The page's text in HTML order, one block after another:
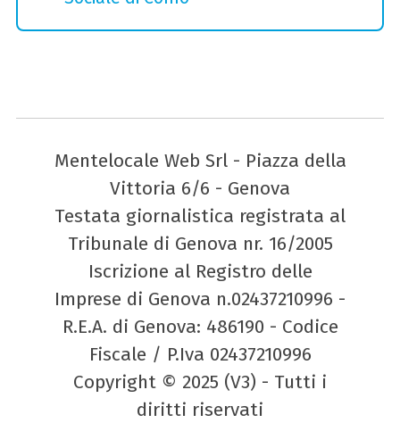
Mentelocale Web Srl - Piazza della
Vittoria 6/6 - Genova
Testata giornalistica registrata al
Tribunale di Genova nr. 16/2005
Iscrizione al Registro delle
Imprese di Genova n.02437210996 -
R.E.A. di Genova: 486190 - Codice
Fiscale / P.Iva 02437210996
Copyright © 2025 (V3) - Tutti i
diritti riservati